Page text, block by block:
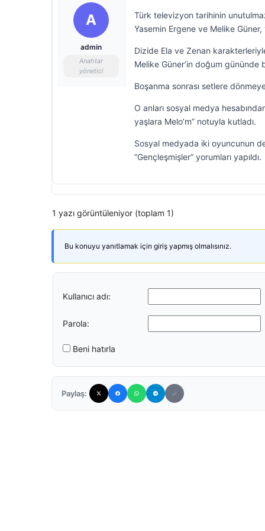
A
admin
Anahtar
yönetici
Türk televizyon tarihinin
Yasemin Ergene ve Melike
Dizide Ela ve Zenan
Melike Güner’in doğum gününde
Boşanma sonrası setlere
O anları sosyal medya
yaşlara Melo’m” notuyla kutladı.
Sosyal medyada iki oyuncunun
“Gençleşmişler” yorumları yapıldı.
1 yazı görüntüleniyor (toplam 1)
Bu konuyu yanıtlamak için giriş yapmış olmalısınız.
Kullanıcı adı:
Parola:
Beni hatırla
Paylaş: